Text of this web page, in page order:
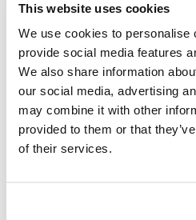
This website uses cookies
We use cookies to personalise
provide social media features
We also share information
our social media, advertising
may combine it with other
provided to them or that
of their services.
El inesperado retorno de Trojan-
el tercer puesto en la estadística, es
por Trojan-
detectó un alto grado de actividad
2010, cuando al mismo tiempo,
encabezados por la modificación
TOP20 de programas maliciosos en
utilizaron diferentes exploits PDF y
infectar sitios legítimos. Uno de